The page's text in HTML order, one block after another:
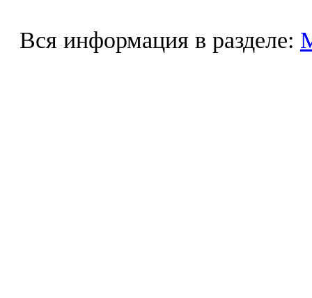
Вся информация в разделе: